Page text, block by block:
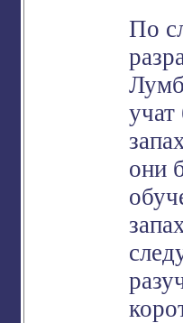
По
учат
они